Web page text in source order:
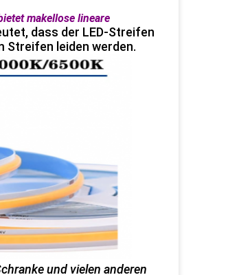
makellose lineare
dass der LED-Streifen
Streifen leiden werden.
und vielen anderen